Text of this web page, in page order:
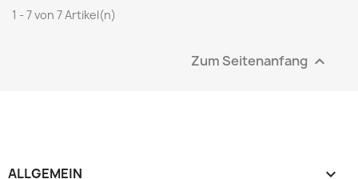
1 - 7 von 7 Artikel(n)
Zum Seitenanfang 
ALLGEMEIN 